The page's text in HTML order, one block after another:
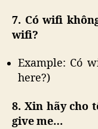
7. Có wifi
wifi?
Example: Có
here?)
8. Xin hãy cho
give me…